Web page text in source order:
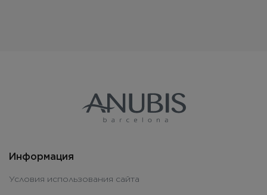
Информация
Условия использования сайта